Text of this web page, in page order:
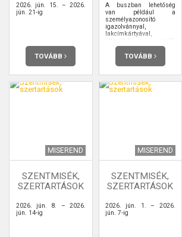
2026. jún. 15. – 2026.
jún. 21-ig
TOVÁBB
A buszban lehetőség
van például a
személyazonosító
igazolvánnyal,
lakcímkártyával,
útlevéllel, vezetői
engedéllyel kapcsolatos
ügyintézésre,
TOVÁBB
MISEREND
SZENTMISÉK,
SZERTARTÁSOK
2026. jún. 8. – 2026.
jún. 14-ig
MISEREND
SZENTMISÉK,
SZERTARTÁSOK
2026. jún. 1. – 2026.
jún. 7-ig